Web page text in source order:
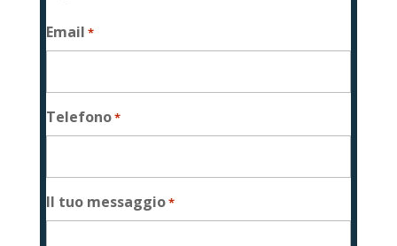
Email *
Telefono*
Il tuo messaggio*